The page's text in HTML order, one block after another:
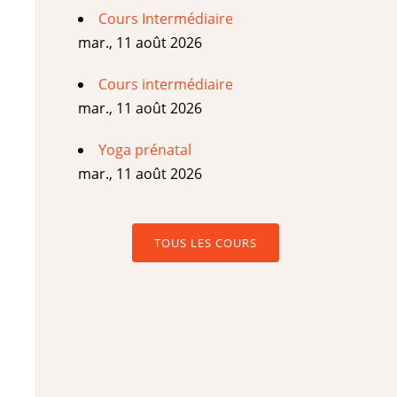
Cours Intermédiaire
mar., 11 août 2026
Cours intermédiaire
mar., 11 août 2026
Yoga prénatal
mar., 11 août 2026
TOUS LES COURS